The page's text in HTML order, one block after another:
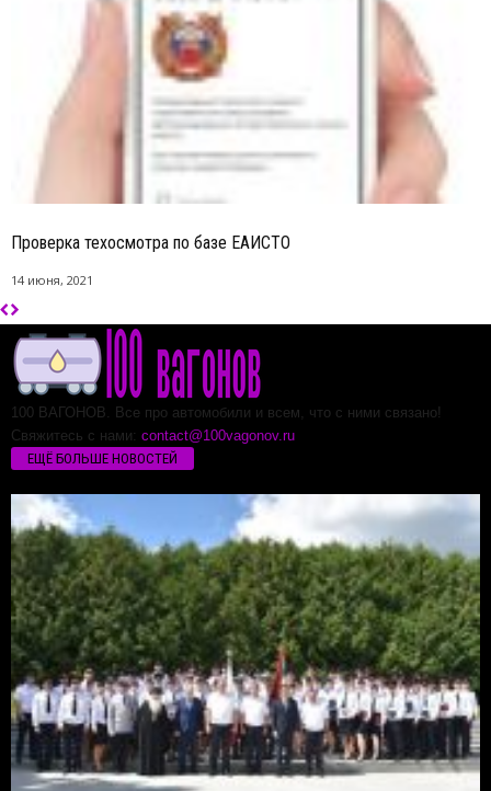
Проверка техосмотра по базе ЕАИСТО
14 июня, 2021
100 ВАГОНОВ. Все про автомобили и всем, что с ними связано!
Свяжитесь с нами: contact@100vagonov.ru
ЕЩЁ БОЛЬШЕ НОВОСТЕЙ